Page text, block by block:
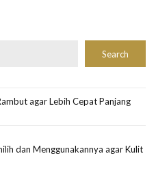
Search
agar Lebih Cepat Panjang
dan Menggunakannya agar Kulit